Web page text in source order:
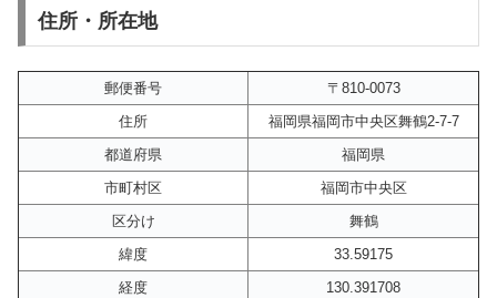
住所・所在地
郵便番号
〒810-0073
住所
福岡県福岡市中央区舞鶴2-7-7
都道府県
福岡県
市町村区
福岡市中央区
区分け
舞鶴
緯度
33.59175
経度
130.391708